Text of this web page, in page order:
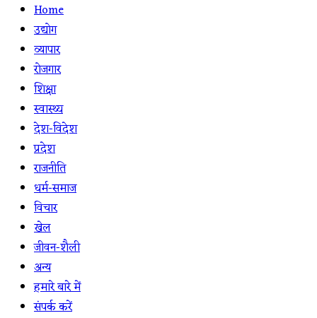
Home
उद्योग
व्यापार
रोजगार
शिक्षा
स्वास्थ्य
देश-विदेश
प्रदेश
राजनीति
धर्म-समाज
विचार
खेल
जीवन-शैली
अन्य
हमारे बारे में
संपर्क करें